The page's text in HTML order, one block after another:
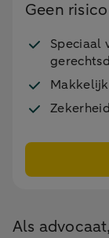
Geen
Speciaal
Als